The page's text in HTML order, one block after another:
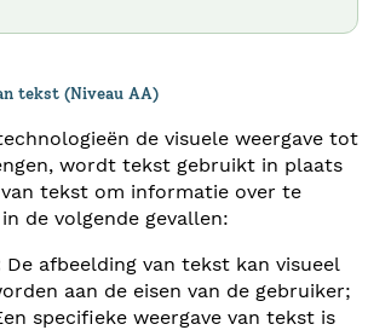
tekst (Niveau AA)
de visuele weergave tot
wordt tekst gebruikt in plaats
tekst om informatie over te
de volgende gevallen:
De afbeelding van tekst kan visueel
aan de eisen van de gebruiker;
specifieke weergave van tekst is